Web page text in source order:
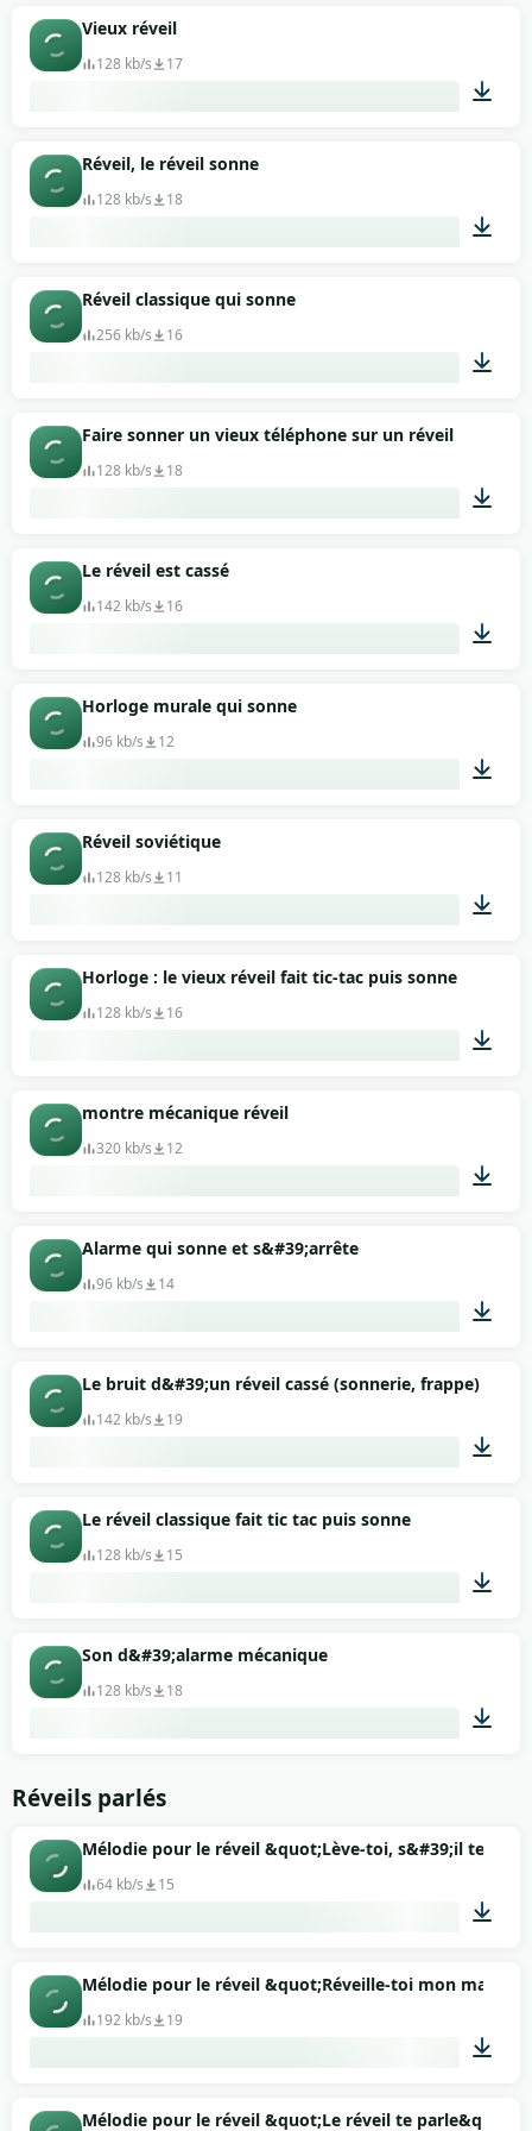
Vieux réveil
128 kb/s 17
Réveil, le réveil sonne
128 kb/s 18
Réveil classique qui sonne
256 kb/s 16
00:16
Faire sonner un vieux téléphone sur un réveil
128 kb/s 18
Le réveil est cassé
142 kb/s 16
Horloge murale qui sonne
96 kb/s 12
Réveil soviétique
128 kb/s 11
00:28
Horloge : le vieux réveil fait tic-tac puis sonne
128 kb/s 16
montre mécanique réveil
320 kb/s 12
Alarme qui sonne et s&#39;arrête
96 kb/s 14
00:03
Le bruit d&#39;un réveil cassé (sonnerie, frappe)
142 kb/s 19
Le réveil classique fait tic tac puis sonne
128 kb/s 15
Son d&#39;alarme mécanique
128 kb/s 18
Réveils parlés
Mélodie pour le réveil &quot;Lève-toi, s&#39;il te
64 kb/s 15
00:10
Mélodie pour le réveil &quot;Réveille-toi mon
192 kb/s 19
00:22
Mélodie pour le réveil &quot;Le réveil te parle&quot;